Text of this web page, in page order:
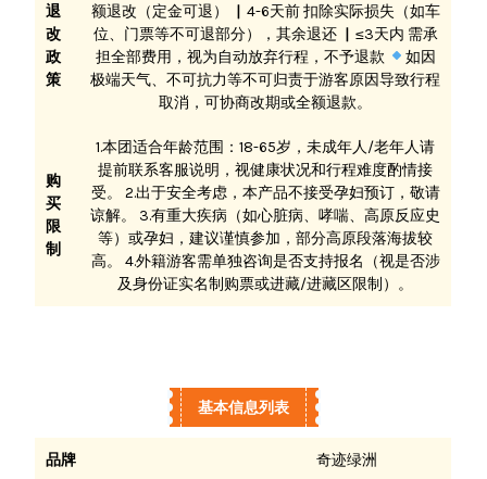
退
改
政
策
额退改（定金可退） ▏4-6天前 扣除实际损失（如车
位、门票等不可退部分），其余退还 ▏≤3天内 需承
担全部费用，视为自动放弃行程，不予退款
如因
极端天气、不可抗力等不可归责于游客原因导致行程
取消，可协商改期或全额退款。
购
买
限
制
1.本团适合年龄范围：18-65岁，未成年人/老年人请
提前联系客服说明，视健康状况和行程难度酌情接
受。 2.出于安全考虑，本产品不接受孕妇预订，敬请
谅解。 3.有重大疾病（如心脏病、哮喘、高原反应史
等）或孕妇，建议谨慎参加，部分高原段落海拔较
高。 4.外籍游客需单独咨询是否支持报名（视是否涉
及身份证实名制购票或进藏/进藏区限制）。
基本信息列表
品牌 奇迹绿洲